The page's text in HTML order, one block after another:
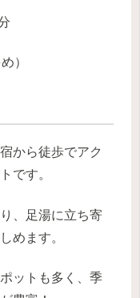
）
から徒歩でアク
です。
、足湯に立ち寄
めます。
ットも多く、季